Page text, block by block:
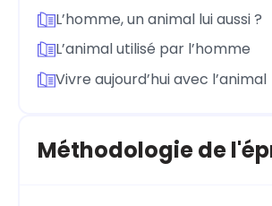
L’homme, un animal lui aussi ?
L’animal utilisé par l’homme
Vivre aujourd’hui avec l’animal
Méthodologie de